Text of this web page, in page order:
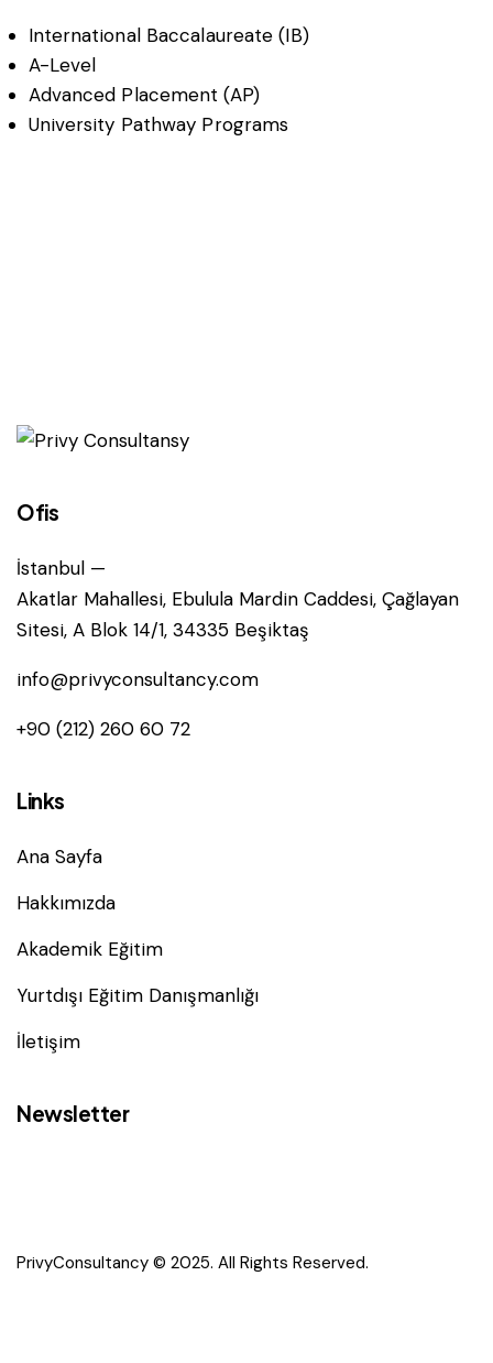
International Baccalaureate (IB)
A-Level
Advanced Placement (AP)
University Pathway Programs
Ofis
İstanbul —
Akatlar Mahallesi, Ebulula Mardin Caddesi, Çağlayan
Sitesi, A Blok 14/1, 34335 Beşiktaş
info@privyconsultancy.com
+90 (212) 260 60 72
Links
Ana Sayfa
Hakkımızda
Akademik Eğitim
Yurtdışı Eğitim Danışmanlığı
İletişim
Newsletter
PrivyConsultancy © 2025. All Rights Reserved.